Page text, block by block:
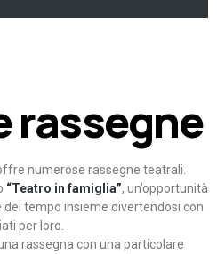
rassegne
numerose rassegne teatrali.
“Teatro in famiglia”, un’opportunità
tempo insieme divertendosi con
per loro.
rassegna con una particolare